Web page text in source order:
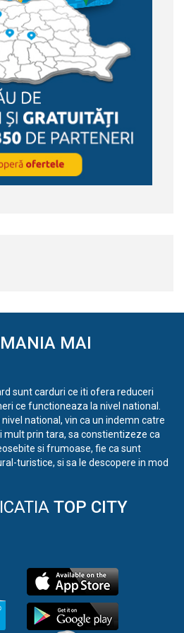
MAI
sunt carduri ce iti ofera reduceri
ce functioneaza la nivel national.
national, vin ca un indemn catre
mult prin tara, sa constientizeze ca
si frumoase, fie ca sunt
turistice, si sa le descopere in mod
TOP CITY